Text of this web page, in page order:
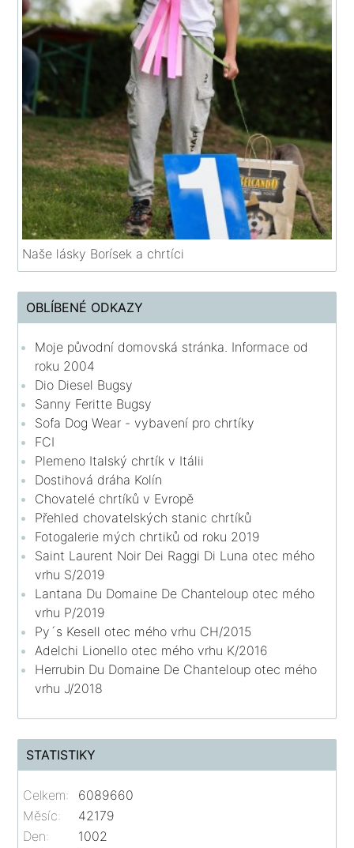
Naše lásky Borísek a chrtíci
OBLÍBENÉ ODKAZY
Moje původní domovská stránka. Informace od
roku 2004
Dio Diesel Bugsy
Sanny Feritte Bugsy
Sofa Dog Wear - vybavení pro chrtíky
FCI
Plemeno Italský chrtík v Itálii
Dostihová dráha Kolín
Chovatelé chrtíků v Evropě
Přehled chovatelských stanic chrtíků
Fotogalerie mých chrtiků od roku 2019
Saint Laurent Noir Dei Raggi Di Luna otec mého
vrhu S/2019
Lantana Du Domaine De Chanteloup otec mého
vrhu P/2019
Py´s Kesell otec mého vrhu CH/2015
Adelchi Lionello otec mého vrhu K/2016
Herrubin Du Domaine De Chanteloup otec mého
vrhu J/2018
STATISTIKY
Celkem:
6089660
Měsíc:
42179
Den:
1002